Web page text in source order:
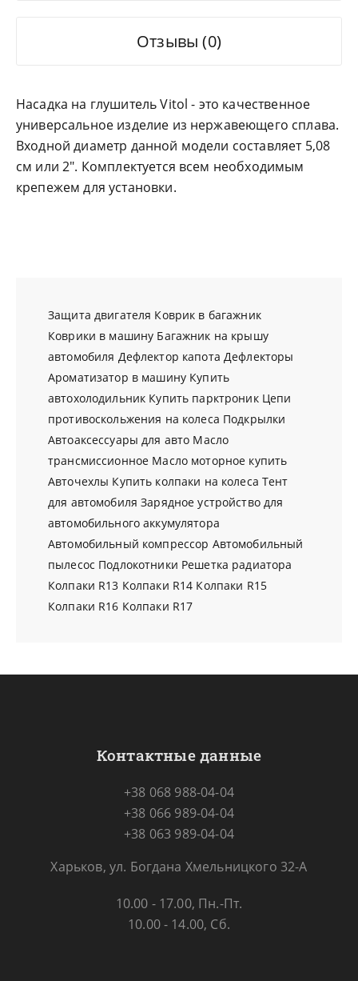
Отзывы (0)
Насадка на глушитель Vitol - это качественное
универсальное изделие из нержавеющего сплава.
Входной диаметр данной модели составляет 5,08
см или 2". Комплектуется всем необходимым
крепежем для установки.
Защита двигателя Коврик в багажник
Коврики в машину Багажник на крышу
автомобиля Дефлектор капота Дефлекторы
Ароматизатор в машину Купить
автохолодильник Купить парктроник Цепи
противоскольжения на колеса Подкрылки
Автоаксессуары для авто Масло
трансмиссионное Масло моторное купить
Авточехлы Купить колпаки на колеса Тент
для автомобиля Зарядное устройство для
автомобильного аккумулятора
Автомобильный компрессор Автомобильный
пылесос Подлокотники Решетка радиатора
Колпаки R13 Колпаки R14 Колпаки R15
Колпаки R16 Колпаки R17
Контактные данные
+38 068 988-04-04
+38 066 989-04-04
+38 063 989-04-04
Харьков, ул. Богдана Хмельницкого 32-А
10.00 - 17.00, Пн.-Пт.
10.00 - 14.00, Сб.